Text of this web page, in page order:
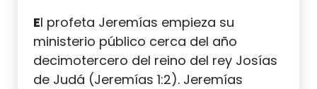
El profeta Jeremías empieza su
ministerio público cerca del año
decimotercero del reino del rey Josías
de Judá (Jeremías 1:2). Jeremías